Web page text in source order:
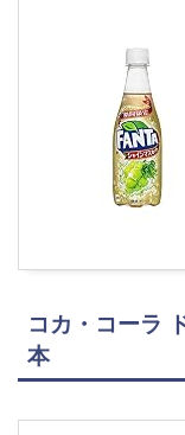
コカ・コーラ
本